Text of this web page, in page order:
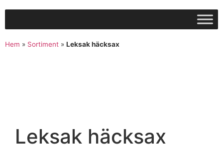
Hem » Sortiment » Leksak häcksax
Leksak häcksax